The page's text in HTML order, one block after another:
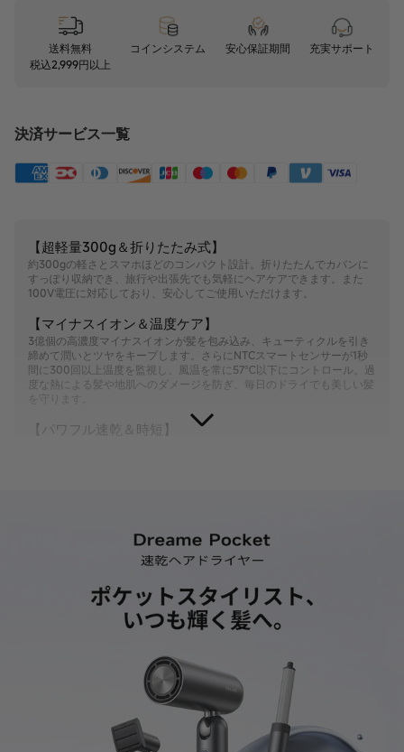
送料無料
税込2,999円以上
コインシステム 安心保証期間 充実サポート
決済サービス一覧
【超軽量300g＆折りたたみ式】
約300gの軽さとスマホほどのコンパクト設計。折りたたんでカバンに
すっぽり収納でき、旅行や出張先でも気軽にヘアケアできます。また
100V電圧に対応しており、安心してご使用いただけます。
【マイナスイオン＆温度ケア】
3億個の高濃度マイナスイオンが髪を包み込み、キューティクルを引き
締めて潤いとツヤをキープします。さらにNTCスマートセンサーが1秒
間に300回以上温度を監視し、風温を常に57℃以下にコントロール。過
度な熱による髪や地肌へのダメージを防ぎ、毎日のドライでも美しい髪
を守ります。
【パワフル速乾＆時短】
6層のノイズ抑制構造で運転音を約60dB以下に低減。夜遅い時間やお子
な風量を実現しているため、深夜のヘアケアや早朝の準備も安心です。
【多彩なスタイリング】
ストレートもカールも、付属ノズルを付け替えるだけでOK。折りたた
み角度とノズルの組み合わせにより、サラツヤのストレートからふんわ
アアイロンの役割を果たし、ミニマリストの方にも嬉しい多機能デザイ